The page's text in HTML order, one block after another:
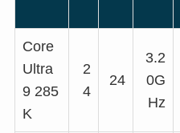
Core
Ultra
9 285
K
2
4
24
3.2
0G
Hz